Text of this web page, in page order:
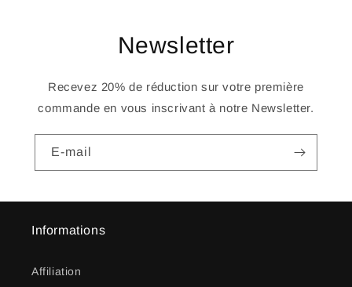
Newsletter
Recevez 20% de réduction sur votre première
commande en vous inscrivant à notre Newsletter.
E-mail
Informations
Affiliation